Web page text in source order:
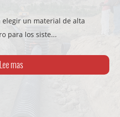
elegir un material de alta
para los siste...
Lee mas